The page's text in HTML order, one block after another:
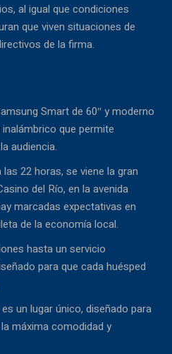
al igual que condiciones
que viven situaciones de
de la firma.
Smart de 60″ y moderno
que permite
audiencia.
22 horas, se viene la gran
del Río, en la avenida
marcadas expectativas en
de la economía local.
hasta un servicio
para que cada huésped
un lugar único, diseñado para
máxima comodidad y